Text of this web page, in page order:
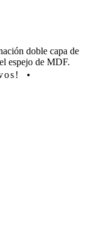
doble capa de
espejo de MDF.
•